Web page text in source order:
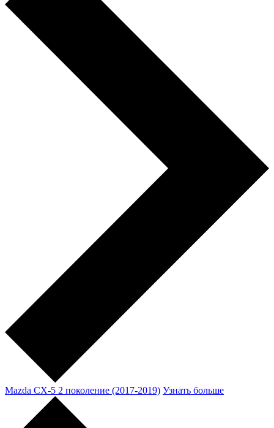
Mazda CX-5 2 поколение (2017-2019) Узнать больше